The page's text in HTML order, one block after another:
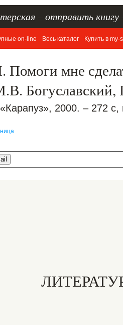
отправить книгу
on-line Весь каталог Купить в my-
мне
2000. – 272 с,